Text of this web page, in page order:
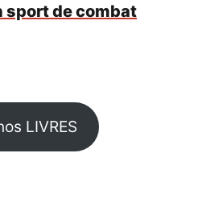
sport de combat
LIVRES